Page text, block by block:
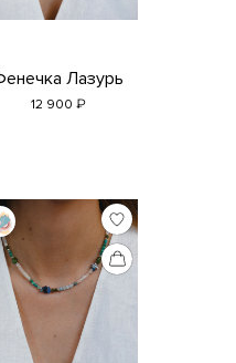
Фенечка Лазурь
12 900 ₽